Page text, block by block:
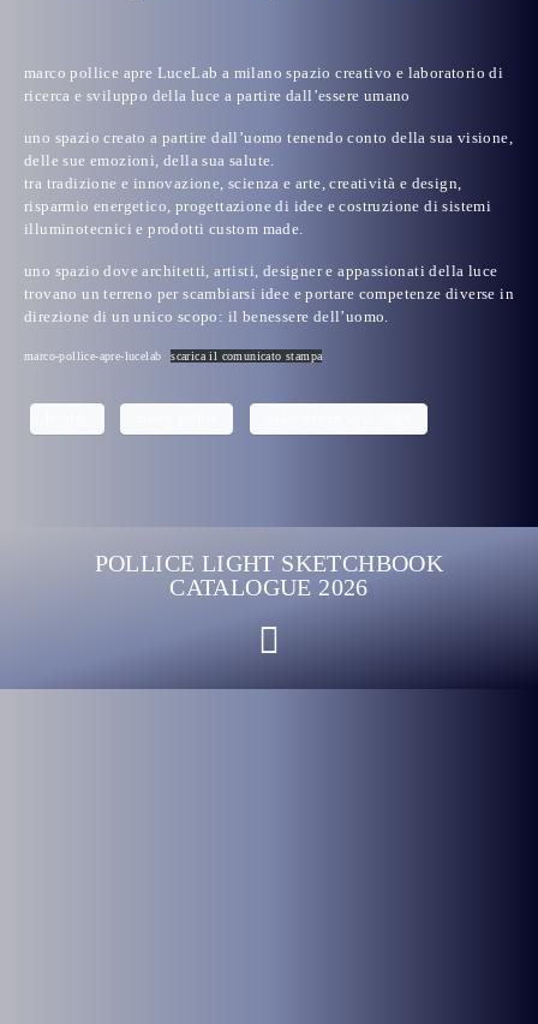
marco pollice apre LuceLab a milano spazio creativo e laboratorio di
ricerca e sviluppo della luce a partire dall’essere umano
uno spazio creato a partire dall’uomo tenendo conto della sua visione,
delle sue emozioni, della sua salute.
tra tradizione e innovazione, scienza e arte, creatività e design,
risparmio energetico, progettazione di idee e costruzione di sistemi
illuminotecnici e prodotti custom made.
uno spazio dove architetti, artisti, designer e appassionati della luce
trovano un terreno per scambiarsi idee e portare competenze diverse in
direzione di un unico scopo: il benessere dell’uomo.
marco-pollice-apre-lucelab scarica il comunicato stampa
POLLICE LIGHT SKETCHBOOK
CATALOGUE 2026